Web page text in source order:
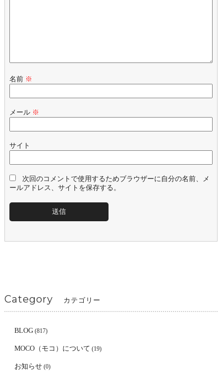
名前 ※
メール ※
サイト
次回のコメントで使用するためブラウザーに自分の名前、メ
ールアドレス、サイトを保存する。
Category カテゴリー
BLOG(817)
MOCO（モコ）について (19)
お知らせ(0)